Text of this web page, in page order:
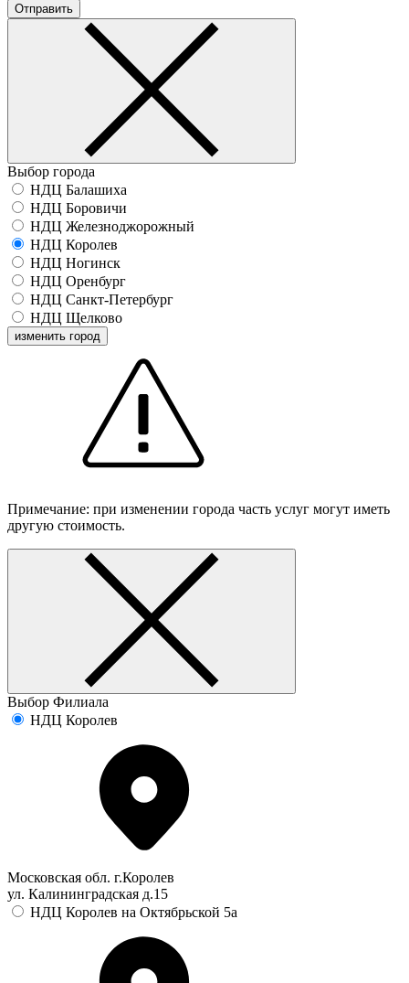
Отправить
Выбор города
НДЦ Балашиха
НДЦ Боровичи
НДЦ Железноджорожный
НДЦ Королев
НДЦ Ногинск
НДЦ Оренбург
НДЦ Санкт-Петербург
НДЦ Щелково
изменить город
Примечание: при изменении города часть услуг могут иметь
другую стоимость.
Выбор Филиала
НДЦ Королев
Московская обл. г.Королев
ул. Калининградская д.15
НДЦ Королев на Октябрьской 5а